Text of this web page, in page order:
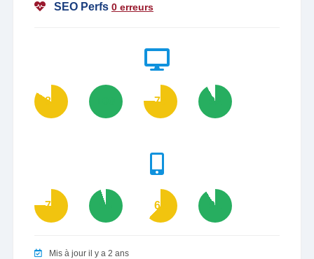
SEO Perfs 0 erreurs
84 76 92
76 95 62 91
Mis à jour il y a 2 ans